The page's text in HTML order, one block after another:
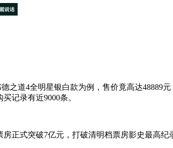
道4全明星银白款为例，售价竟高达48889
记录有近9000条。
式突破7亿元，打破清明档票房影史最高